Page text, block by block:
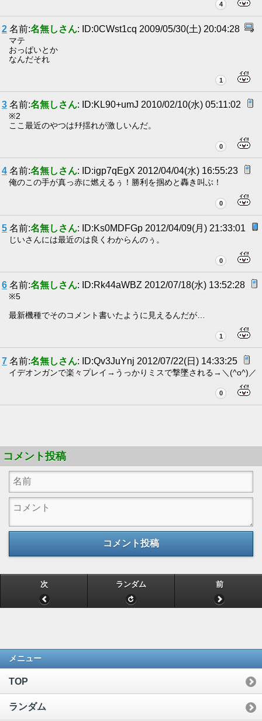
4
2 名前:名無しさん: ID:0CWst1cq 2009/05/30(土) 20:04:28
マテ
おっぱいとか
なんだそれ
1
3 名前:名無しさん: ID:KL90+umJ 2010/02/10(水) 05:11:02
※2
ここ最近のやつはﾁﾁ揺れが激しいんだ。
0
4 名前:名無しさん: ID:igp7qEgX 2012/04/04(水) 16:55:23
俺のこの手が真っ赤に燃えるぅ！勝利を掴めと轟き叫ぶ！
0
5 名前:名無しさん: ID:Ks0MDFGp 2012/04/09(月) 21:33:01
じいさんには最近のは良くわからんのぅ。
0
6 名前:名無しさん: ID:Rk44aWBZ 2012/07/18(水) 13:52:28
※5
最新機種でそのコメント書いたように見えるんだが…
1
7 名前:名無しさん: ID:Qv3JuYnj 2012/07/22(日) 14:33:25
イデオンガンで楽々プレイ→うっかりミスで撃墜される→＼(^o^)／
0
コメント投稿
コメント投稿
次 ランダム 前
メニュー
TOP
ランダム